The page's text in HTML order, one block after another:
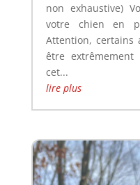
non exhaustive)
votre chien en
Attention, certains
être
cet...
lire plus